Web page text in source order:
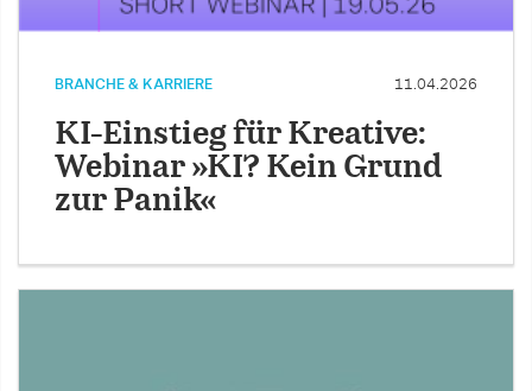
BRANCHE & KARRIERE 11.04.2026
KI-Einstieg für Kreative:
Webinar »KI? Kein Grund
zur Panik«